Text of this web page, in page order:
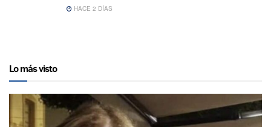
HACE 2 DÍAS
Lo más visto